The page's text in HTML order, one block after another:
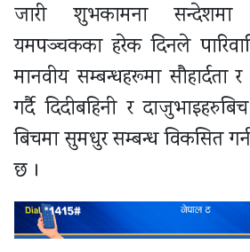
जारी शुभकामना सन्देशमा
यमपञ्चकका हरेक दिनले
मानवीय सम्बन्धहरूमा
गर्दै दिदीबहिनी र
बिचमा सुमधुर सम्बन्ध विकसित
छ ।